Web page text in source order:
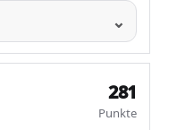
281
Punkte